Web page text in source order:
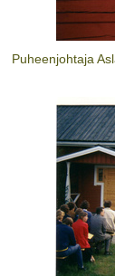
Puheenjohtaja